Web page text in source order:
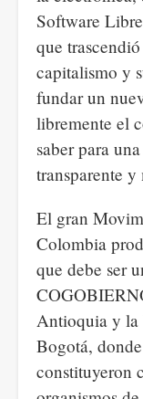
Software
que
capitalismo y
fundar un
libremente el
saber para
transparente
El gran
Colombia
que debe ser
Antioquia y la
Bogotá,
constituyeron